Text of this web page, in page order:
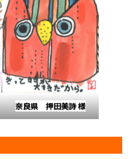
奈良県 押田美詩 様